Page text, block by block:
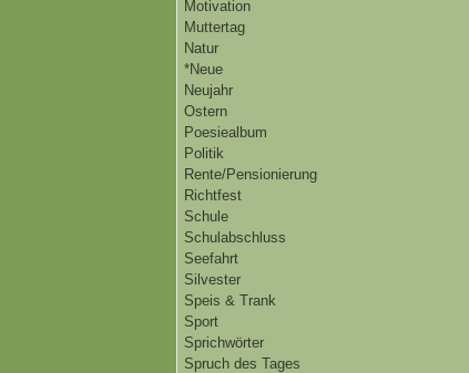
Motivation
Muttertag
Natur
*Neue
Neujahr
Ostern
Poesiealbum
Politik
Rente/Pensionierung
Richtfest
Schule
Schulabschluss
Seefahrt
Silvester
Speis & Trank
Sport
Sprichwörter
Spruch des Tages